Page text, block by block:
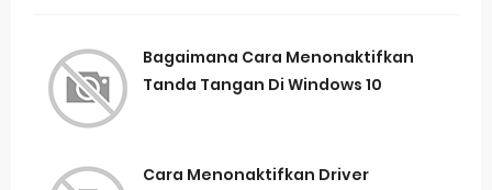
Bagaimana Cara Menonaktifkan
Tanda Tangan Di Windows 10
Cara Menonaktifkan Driver